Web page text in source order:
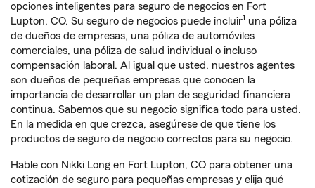
opciones inteligentes para seguro de negocios en Fort
Lupton, CO. Su seguro de negocios puede incluir1 una póliza
de dueños de empresas, una póliza de automóviles
comerciales, una póliza de salud individual o incluso
compensación laboral. Al igual que usted, nuestros agentes
son dueños de pequeñas empresas que conocen la
importancia de desarrollar un plan de seguridad financiera
continua. Sabemos que su negocio significa todo para usted.
En la medida en que crezca, asegúrese de que tiene los
productos de seguro de negocio correctos para su negocio.
Hable con Nikki Long en Fort Lupton, CO para obtener una
cotización de seguro para pequeñas empresas y elija qué